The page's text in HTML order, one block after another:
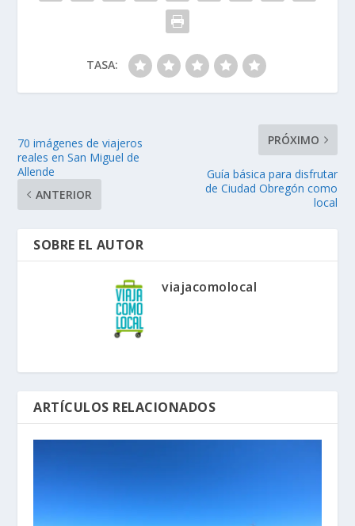
TASA:
70 imágenes de viajeros
reales en San Miguel de
Allende
ANTERIOR
PRÓXIMO
Guía básica para disfrutar
de Ciudad Obregón como
local
SOBRE EL AUTOR
viajacomolocal
ARTÍCULOS RELACIONADOS